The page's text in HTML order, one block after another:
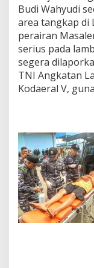
Budi Wahyudi
area tangkap di
perairan
serius pada
segera
TNI Angkatan
Kodaeral V,